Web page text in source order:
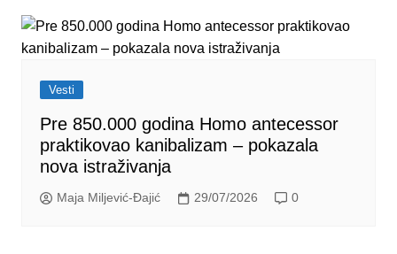
Vesti
Pre 850.000 godina Homo antecessor
praktikovao kanibalizam – pokazala
nova istraživanja
Maja Miljević-Đajić 29/07/2026 0